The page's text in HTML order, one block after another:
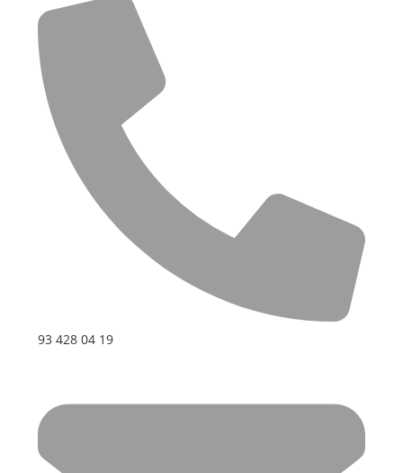
93 428 04 19